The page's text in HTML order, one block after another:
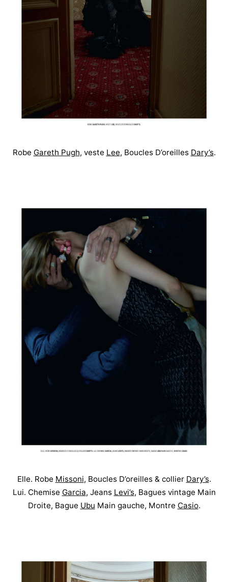
Robe Gareth Pugh, veste Lee, Boucles D’oreilles Dary’s.
Elle. Robe Missoni, Boucles D’oreilles & collier Dary’s.
Lui. Chemise Garcia, Jeans Levi’s, Bagues vintage Main
Droite, Bague Ubu Main gauche, Montre Casio.